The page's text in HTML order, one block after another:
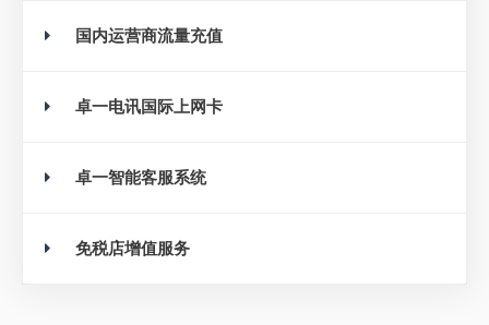
国内运营商流量充值
卓一电讯国际上网卡
卓一智能客服系统
免税店增值服务